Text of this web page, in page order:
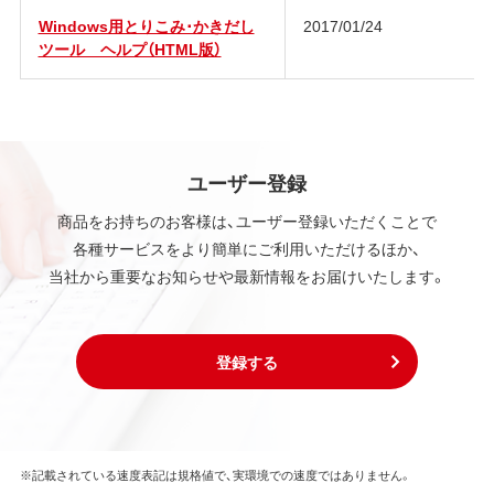
Windows用とりこみ･かきだし
ツール ヘルプ（HTML版）
2017/01/24
ユーザー登録
商品をお持ちのお客様は、ユーザー登録いただくことで
各種サービスをより簡単にご利用いただけるほか、
当社から重要なお知らせや最新情報をお届けいたします。
登録する
※記載されている速度表記は規格値で、実環境での速度ではありません。